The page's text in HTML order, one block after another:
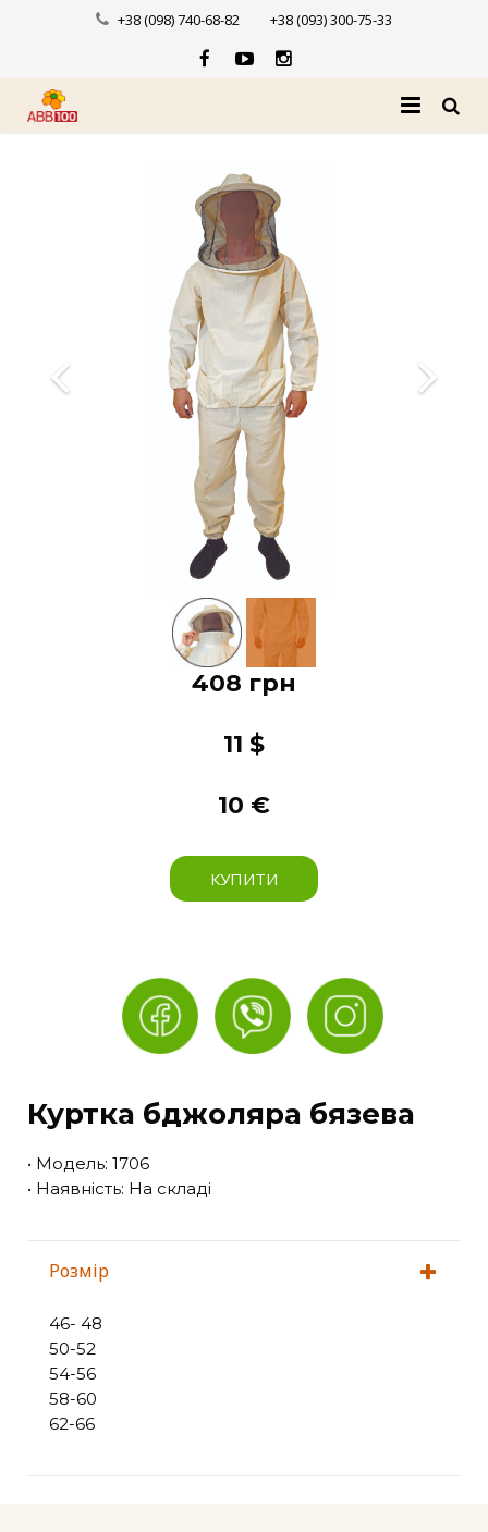
+38 (098) 740-68-82 +38 (093) 300-75-33
Доставка і оплата
408 грн
11 $
10 €
КУПИТИ
Куртка бджоляра бязева
• Модель: 1706
• Наявність: На складі
Розмір
46- 48
50-52
54-56
58-60
62-66